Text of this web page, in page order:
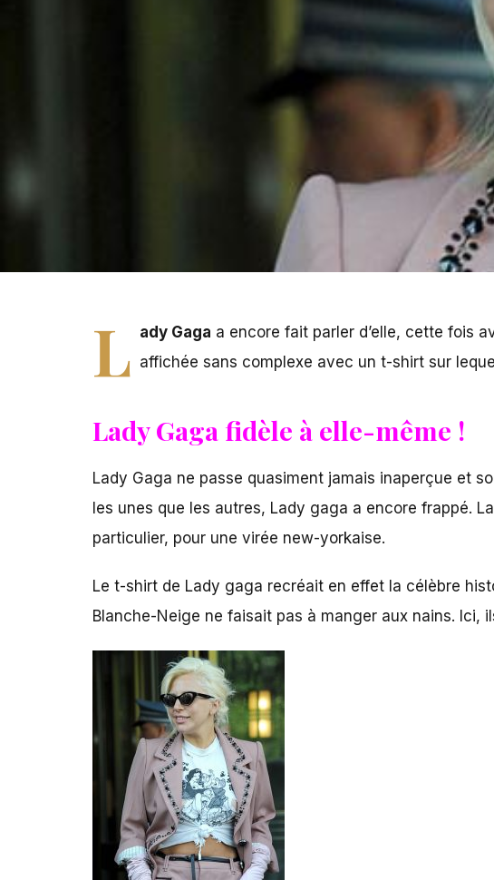
L ady Gaga a encore fait parler d’elle, cette fois
affichée sans complexe avec un t-shirt sur
Lady Gaga fidèle à elle-même !
Lady Gaga ne passe quasiment jamais inaperçue et
les unes que les autres, Lady gaga a encore frappé.
particulier, pour une virée new-yorkaise.
Le t-shirt de Lady gaga recréait en effet la célèbre
Blanche-Neige ne faisait pas à manger aux nains. Ici,